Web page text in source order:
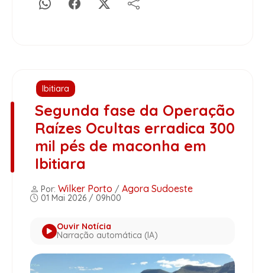
Ibitiara
Segunda fase da Operação
Raízes Ocultas erradica 300
mil pés de maconha em
Ibitiara
Por: Wilker Porto / Agora Sudoeste
01 Mai 2026 / 09h00
Ouvir Notícia
Narração automática (IA)